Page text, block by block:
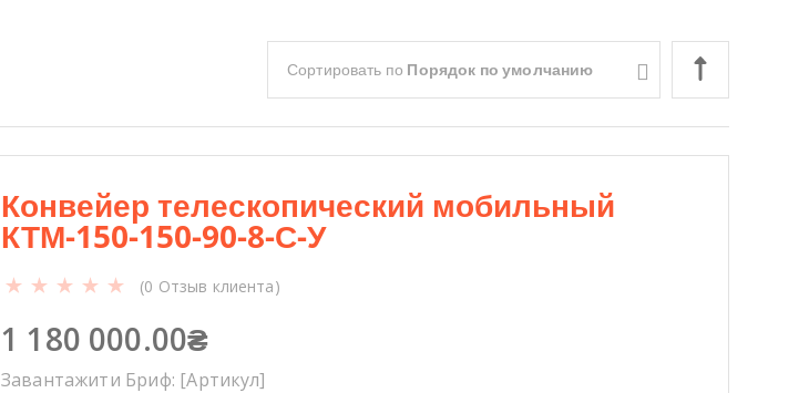
Сортировать по Порядок по умолчанию
Конвейер телескопический мобильный
КТМ-150-150-90-8-С-У
(0 Отзыв клиента)
1 180 000.00₴
Завантажити Бриф: [Артикул]